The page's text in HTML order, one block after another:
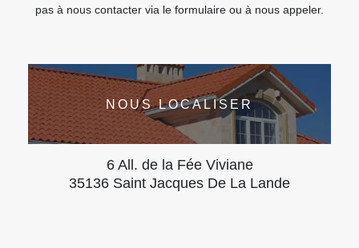
pas à nous contacter via le formulaire ou à nous appeler.
NOUS LOCALISER
6 All. de la Fée Viviane
35136 Saint Jacques De La Lande